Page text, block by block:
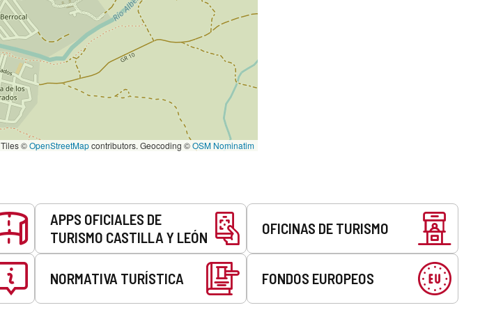
Tiles ©OpenStreetMapcontributors. Geocoding ©OSM Nominatim
APPS OFICIALES DE
TURISMO CASTILLA Y LEÓN
OFICINAS DE TURISMO
NORMATIVA TURÍSTICA FONDOS EUROPEOS